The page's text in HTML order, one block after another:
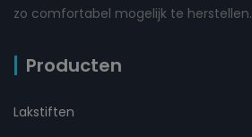
zo comfortabel mogelijk te herstellen.
Producten
Lakstiften